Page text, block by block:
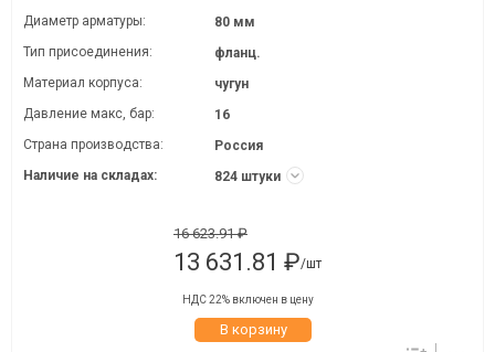
Диаметр арматуры:
80 мм
Тип присоединения:
фланц.
Материал корпуса:
чугун
Давление макc, бар:
16
Страна производства:
Россия
Наличие на складах:
824 штуки
16 623.91 ₽
13 631.81 ₽/шт
НДС 22% включен в цену
В корзину